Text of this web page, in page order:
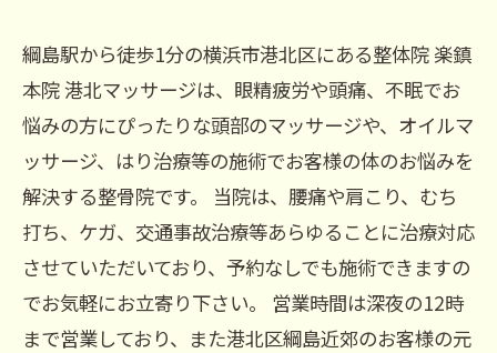
綱島駅から徒歩1分の横浜市港北区にある整体院 楽鎮
本院 港北マッサージは、眼精疲労や頭痛、不眠でお
悩みの方にぴったりな頭部のマッサージや、オイルマ
ッサージ、はり治療等の施術でお客様の体のお悩みを
解決する整骨院です。 当院は、腰痛や肩こり、むち
打ち、ケガ、交通事故治療等あらゆることに治療対応
させていただいており、予約なしでも施術できますの
でお気軽にお立寄り下さい。 営業時間は深夜の12時
まで営業しており、また港北区綱島近郊のお客様の元